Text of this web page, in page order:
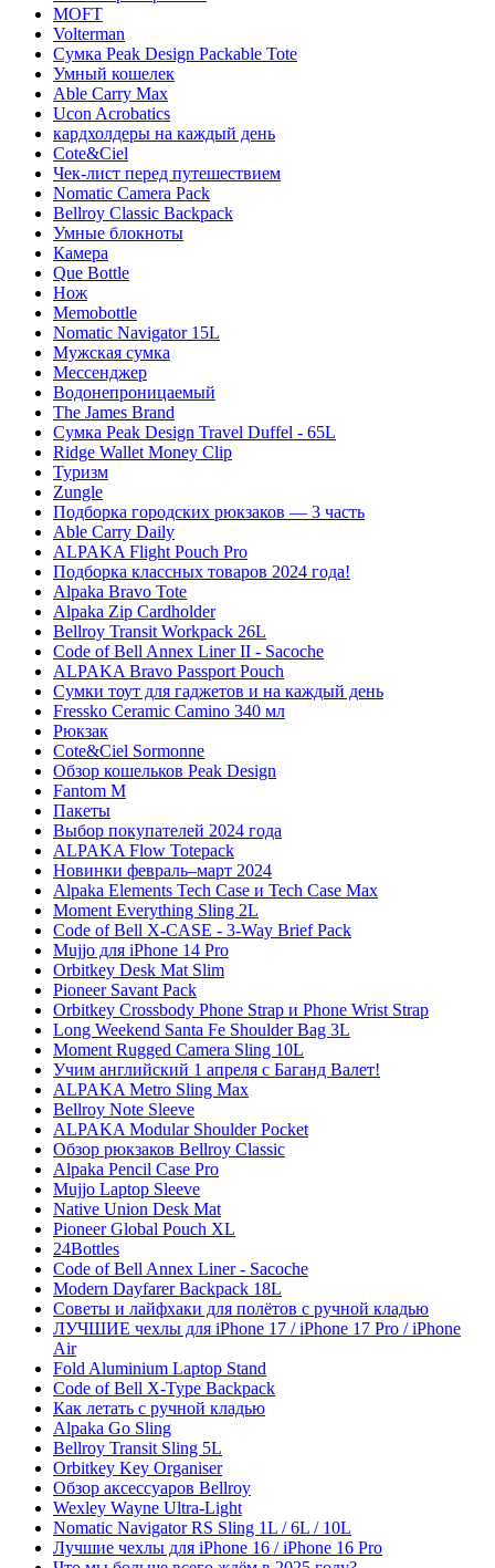
MOFT
Volterman
Сумка Peak Design Packable Tote
Умный кошелек
Able Carry Max
Ucon Acrobatics
кардхолдеры на каждый день
Cote&Ciel
Чек-лист перед путешествием
Nomatic Camera Pack
Bellroy Classic Backpack
Умные блокноты
Камера
Que Bottle
Нож
Memobottle
Nomatic Navigator 15L
Мужская сумка
Мессенджер
Водонепроницаемый
The James Brand
Сумка Peak Design Travel Duffel - 65L
Ridge Wallet Money Clip
Туризм
Zungle
Подборка городских рюкзаков — 3 часть
Able Carry Daily
ALPAKA Flight Pouch Pro
Подборка классных товаров 2024 года!
Alpaka Bravo Tote
Alpaka Zip Cardholder
Bellroy Transit Workpack 26L
Code of Bell Annex Liner II - Sacoche
ALPAKA Bravo Passport Pouch
Сумки тоут для гаджетов и на каждый день
Fressko Ceramic Camino 340 мл
Рюкзак
Cote&Ciel Sormonne
Обзор кошельков Peak Design
Fantom M
Пакеты
Выбор покупателей 2024 года
ALPAKA Flow Totepack
Новинки февраль–март 2024
Alpaka Elements Tech Case и Tech Case Max
Moment Everything Sling 2L
Code of Bell X-CASE - 3-Way Brief Pack
Mujjo для iPhone 14 Pro
Orbitkey Desk Mat Slim
Pioneer Savant Pack
Orbitkey Crossbody Phone Strap и Phone Wrist Strap
Long Weekend Santa Fe Shoulder Bag 3L
Moment Rugged Camera Sling 10L
Учим английский 1 апреля с Баганд Валет!
ALPAKA Metro Sling Max
Bellroy Note Sleeve
ALPAKA Modular Shoulder Pocket
Обзор рюкзаков Bellroy Classic
Alpaka Pencil Case Pro
Mujjo Laptop Sleeve
Native Union Desk Mat
Pioneer Global Pouch XL
24Bottles
Code of Bell Annex Liner - Sacoche
Modern Dayfarer Backpack 18L
Советы и лайфхаки для полётов с ручной кладью
ЛУЧШИЕ чехлы для iPhone 17 / iPhone 17 Pro / iPhone
Air
Fold Aluminium Laptop Stand
Code of Bell X-Type Backpack
Как летать с ручной кладью
Alpaka Go Sling
Bellroy Transit Sling 5L
Orbitkey Key Organiser
Обзор аксессуаров Bellroy
Wexley Wayne Ultra-Light
Nomatic Navigator RS Sling 1L / 6L / 10L
Лучшие чехлы для iPhone 16 / iPhone 16 Pro